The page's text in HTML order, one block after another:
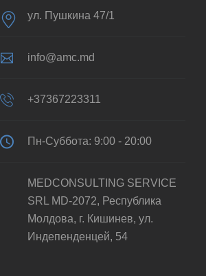
ул. Пушкина 47/1
info@amc.md
+37367223311
Пн-Суббота: 9:00 - 20:00
MEDCONSULTING SERVICE
SRL MD-2072, Республика
Молдова, г. Кишинев, ул.
Индепенденцей, 54